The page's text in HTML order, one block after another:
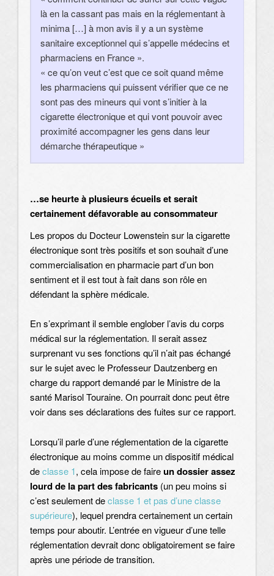
là en la cassant pas mais en la réglementant à
minima […] à mon avis il y a un système
sanitaire exceptionnel qui s’appelle médecins et
pharmaciens en France ».
« ce qu’on veut c’est que ce soit quand même
les pharmaciens qui puissent vérifier que ce ne
sont pas des mineurs qui vont s’initier à la
cigarette électronique et qui vont pouvoir avec
proximité accompagner les gens dans leur
démarche thérapeutique »
…se heurte à plusieurs écueils et serait
certainement défavorable au consommateur
Les propos du Docteur Lowenstein sur la cigarette
électronique sont très positifs et son souhait d’une
commercialisation en pharmacie part d’un bon
sentiment et il est tout à fait dans son rôle en
défendant la sphère médicale.
En s’exprimant il semble englober l’avis du corps
médical sur la réglementation. Il serait assez
surprenant vu ses fonctions qu’il n’ait pas échangé
sur le sujet avec le Professeur Dautzenberg en
charge du rapport demandé par le Ministre de la
santé Marisol Touraine. On pourrait donc peut être
voir dans ses déclarations des fuites sur ce rapport.
Lorsqu’il parle d’une réglementation de la cigarette
électronique au moins comme un dispositif médical
declasse 1, cela impose de faireun dossier assez
lourd de la part des fabricants (un peu moins si
c’est seulement declasse 1 et pas d’une classe
supérieure), lequel prendra certainement un certain
temps pour aboutir. L’entrée en vigueur d’une telle
réglementation devrait donc obligatoirement se faire
après une période de transition.